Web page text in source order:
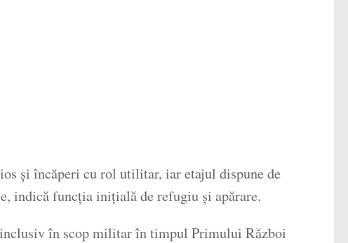
și încăperi cu rol utilitar, iar etajul dispune de
indică funcția inițială de refugiu și apărare.
în scop militar în timpul Primului Război